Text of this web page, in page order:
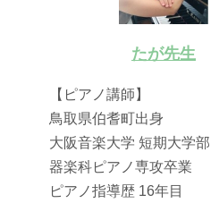
たが先生
【ピアノ講師】
鳥取県伯耆町出身
大阪音楽大学 短期大学部
器楽科ピアノ専攻卒業
ピアノ指導歴 16年目